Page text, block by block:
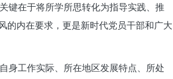
键在于将所学所思转化为指导实践、推
的内在要求，更是新时代党员干部和广大
身工作实际、所在地区发展特点、所处